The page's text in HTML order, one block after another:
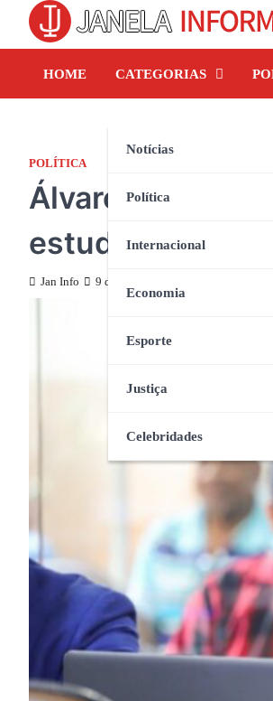
content
HOME CATEGORIAS
Notícias
Política
Internacional
Economia
Esporte
Justiça
Celebridades
POLÍTICA
Álvaro Pires foi
estudantil em
Jan Info 9 de julho de 2024